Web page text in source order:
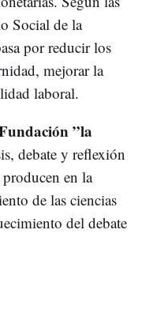
Social de la
por reducir los
mejorar la
laboral.
”la
debate y reflexión
en la
de las ciencias
del debate